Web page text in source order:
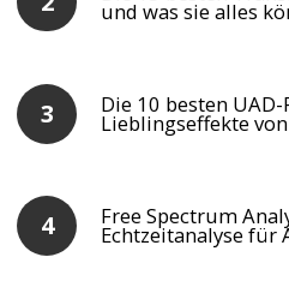
und was sie alles
Die 10 besten
Lieblingseffekte
Free Spectrum
Echtzeitanalyse für